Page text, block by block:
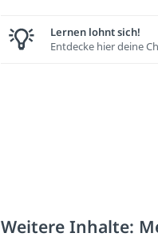
Lernen lohnt sich!
Entdecke hier deine
Weitere Inhalte: